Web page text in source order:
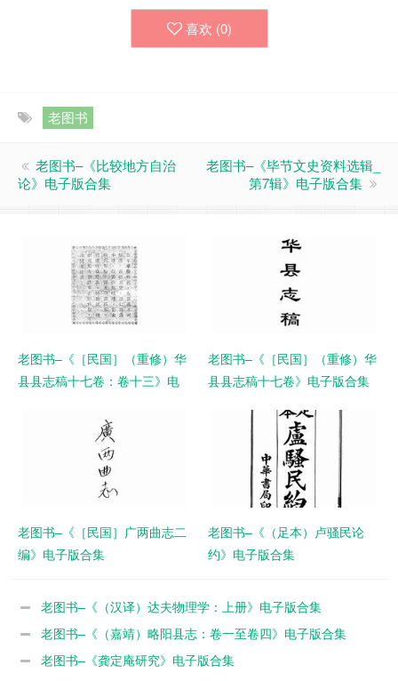
喜欢 (0)
老图书
老图书–《比较地方自治
论》电子版合集
老图书–《毕节文史资料选辑_
第7辑》电子版合集
老图书–《［民国］（重修）华
县县志稿十七卷：卷十三》电
老图书–《［民国］（重修）华
县县志稿十七卷》电子版合集
老图书–《［民国］广两曲志二
编》电子版合集
老图书–《（足本）卢骚民论
约》电子版合集
老图书–《（汉译）达夫物理学：上册》电子版合集
老图书–《（嘉靖）略阳县志：卷一至卷四》电子版合集
老图书–《龚定庵研究》电子版合集